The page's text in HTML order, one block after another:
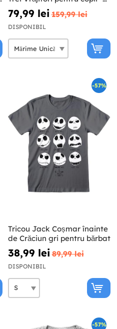
Harry Potter
79,99 lei 159,99 lei
DISPONIBIL
-57%
Tricou Jack Coșmar înainte
de Crăciun gri pentru bărbat
38,99 lei 89,99 lei
DISPONIBIL
-57%